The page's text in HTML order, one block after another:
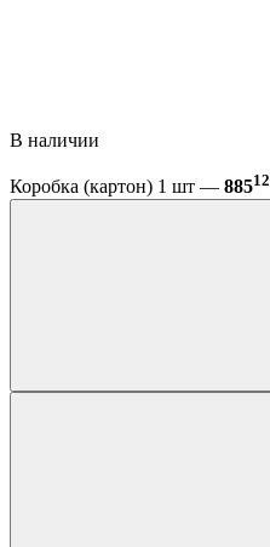
В наличии
Коробка (картон) 1 шт — 88512